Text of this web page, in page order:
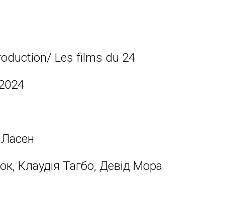
Les films du 24
Клаудія Тагбо, Девід Мора